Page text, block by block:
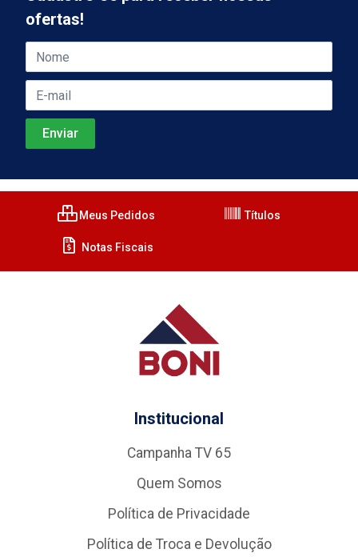
ofertas!
Meus Pedidos Títulos
Notas Fiscais
Institucional
Campanha TV 65
Quem Somos
Política de Privacidade
Política de Troca e Devolução